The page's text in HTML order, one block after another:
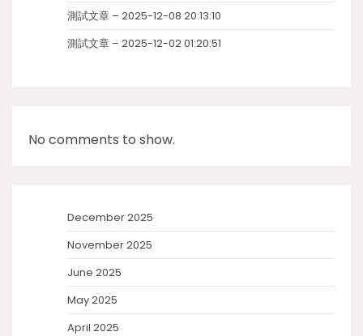
測試文章 – 2025-12-08 20:13:10
測試文章 – 2025-12-02 01:20:51
No comments to show.
December 2025
November 2025
June 2025
May 2025
April 2025